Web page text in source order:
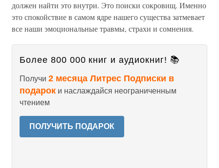
должен найти это внутри. Это поиски сокровищ. Именно
это спокойствие в самом ядре нашего существа затмевает
все наши эмоциональные травмы, страхи и сомнения.
Более 800 000 книг и аудиокниг! 📚
Получи 2 месяца Литрес Подписки в
подарок и наслаждайся неограниченным
чтением
ПОЛУЧИТЬ ПОДАРОК